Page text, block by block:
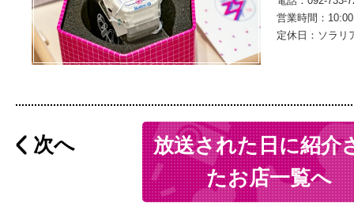
営業時間：
定休日：ソラリ
次へ
放送された日に紹介
たお店一覧へ